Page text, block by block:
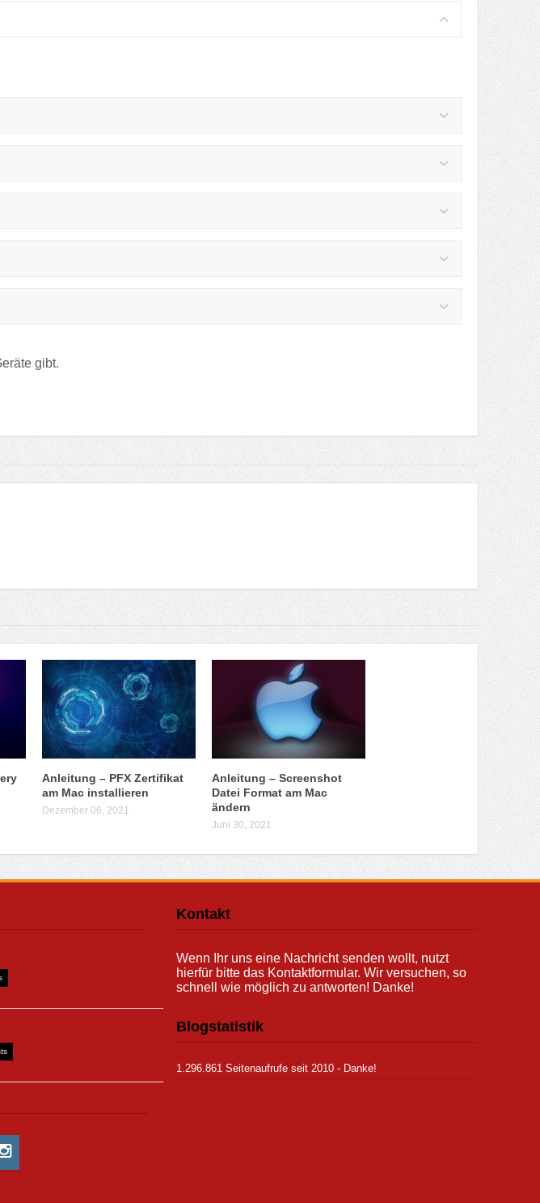
gibt.
Anleitung – PFX Zertifikat
am Mac installieren
Dezember 06, 2021
Anleitung – Screenshot
Datei Format am Mac
ändern
Juni 30, 2021
Kontakt
Wenn Ihr uns eine Nachricht senden wollt, nutzt
hierfür bitte das Kontaktformular. Wir versuchen, so
schnell wie möglich zu antworten! Danke!
Blogstatistik
1.296.861 Seitenaufrufe seit 2010 - Danke!